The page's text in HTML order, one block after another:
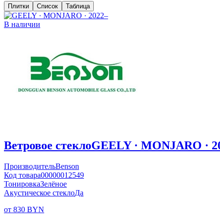
Плитки Список Таблица
В наличии
Ветровое стеклоGEELY · MONJARO ·
ПроизводительBenson
Код товара00000012549
ТонировкаЗелёное
Акустическое стеклоДа
от 830 BYN